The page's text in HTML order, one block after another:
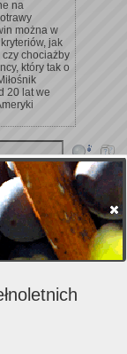
na
można w
jak
chociażby
który tak o
20 lat we